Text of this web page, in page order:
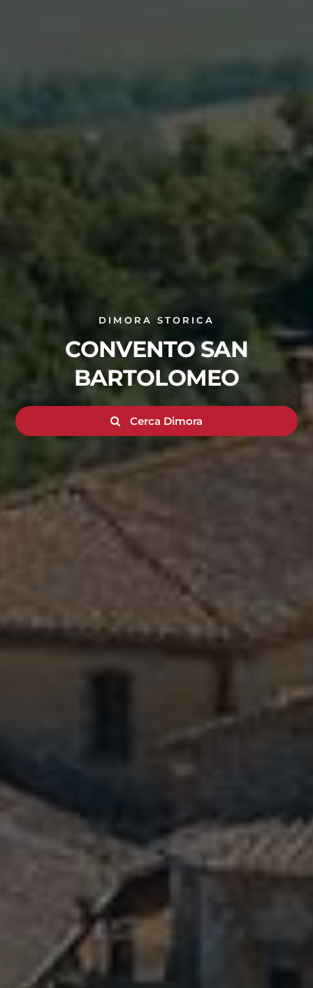
DIMORA STORICA
CONVENTO SAN
BARTOLOMEO
Cerca Dimora